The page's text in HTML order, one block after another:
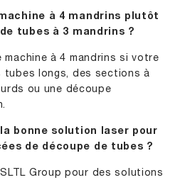
à 4 mandrins plutôt
tubes à 3 mandrins ?
machine à 4 mandrins si votre
tubes longs, des sections à
ou une découpe
bonne solution laser pour
de découpe de tubes ?
Group pour des solutions